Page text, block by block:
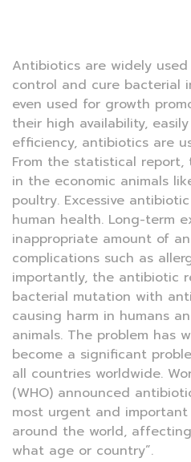
Antibiotics are widely
control and cure bacterial
even used for growth
their high availability,
efficiency, antibiotics are
From the statistical report,
in the economic animals
poultry. Excessive
human health. Long-term
inappropriate amount of
complications such as
importantly, the antibiotic
bacterial mutation with
causing harm in humans
animals. The problem has
become a significant
all countries worldwide.
(WHO) announced
most urgent and
around the world,
what age or country”.